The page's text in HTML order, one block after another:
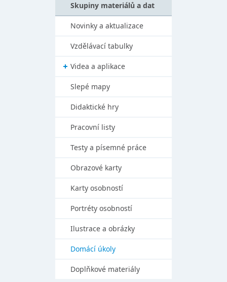
Skupiny materiálů a dat
Novinky a aktualizace
Vzdělávací tabulky
Videa a aplikace
Slepé mapy
Didaktické hry
Pracovní listy
Testy a písemné práce
Obrazové karty
Karty osobností
Portréty osobností
Ilustrace a obrázky
Domácí úkoly
Doplňkové materiály